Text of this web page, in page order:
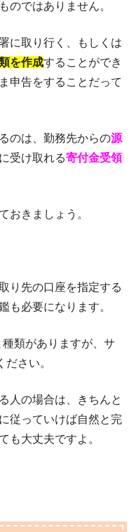
のではありません。
に取り行く、もしくは
を作成することができ
申告をすることだって
のは、勤務先からの源
受け取れる寄付金受領
おきましょう。
り先の口座を指定する
も必要になります。
類がありますが、サ
さい。
人の場合は、きちんと
従っていけば自然と完
も大丈夫ですよ。